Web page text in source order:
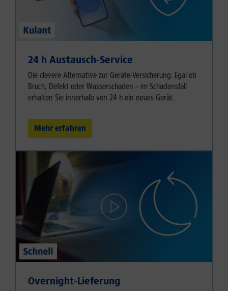
24 h Austausch-Service
Die clevere Alternative zur Geräte-Versicherung. Egal ob
Bruch, Defekt oder Wasserschaden – im Schadensfall
erhalten Sie innerhalb von 24 h ein neues Gerät.
Mehr erfahren
Overnight-Lieferung